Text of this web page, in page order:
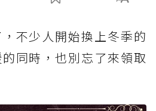
不少人開始換上冬季的
同時，也別忘了來領取